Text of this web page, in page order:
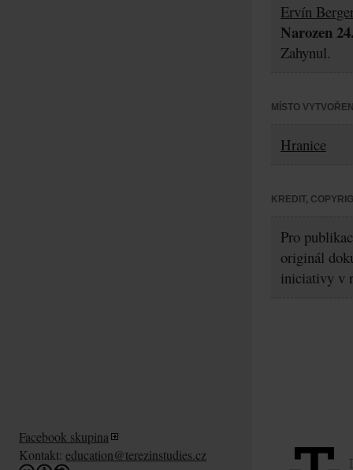
Ervín
Narozen
Zahynul.
MÍSTO
Hranice
KREDIT,
Pro
originál
iniciativy v
Facebook skupina
Kontakt: education@terezinstudies.cz